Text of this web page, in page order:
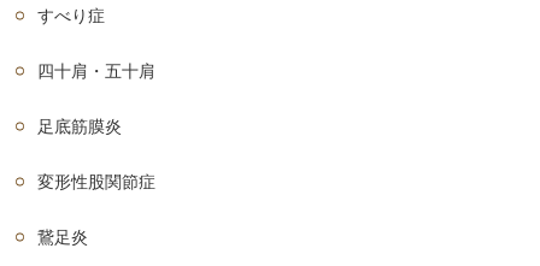
すべり症
四十肩・五十肩
足底筋膜炎
変形性股関節症
鵞足炎